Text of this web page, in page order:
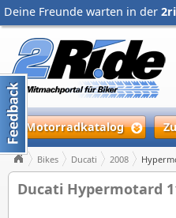
Deine Freunde warten in der
Motorradkatalog
Bikes Ducati 2008
Ducati Hypermotard